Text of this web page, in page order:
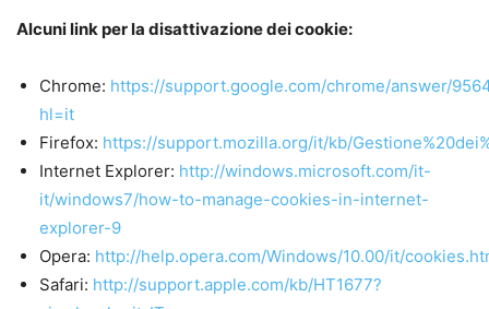
Alcuni link per la disattivazione dei cookie:
Chrome: https://support.google.com/chrome/answer/
hl=it
Firefox: https://support.mozilla.org/it/kb/
Internet Explorer: http://windows.microsoft.com/it-
it/windows7/how-to-manage-cookies-in-internet-
explorer-9
Opera: http://help.opera.com/Windows/10.00/it/
Safari: http://support.apple.com/kb/HT1677?